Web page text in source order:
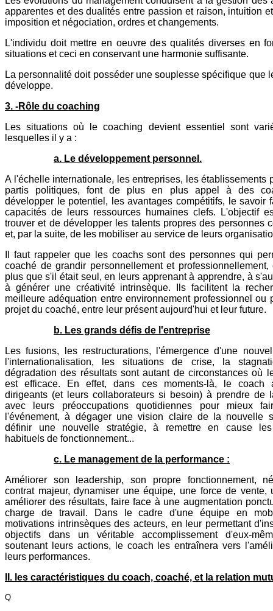
apparentes et des dualités entre passion et raison, intuition
imposition et négociation, ordres et changements.
L'individu doit mettre en oeuvre des qualités diverses en
situations et ceci en conservant une harmonie suffisante.
La personnalité doit posséder une souplesse spécifique que
développe.
3. -Rôle du coaching
Les situations où le coaching devient essentiel sont
lesquelles il y a :
a. Le développement personnel.
A l'échelle internationale, les entreprises, les établissements
partis politiques, font de plus en plus appel à des
développer le potentiel, les avantages compétitifs, le savoir
capacités de leurs ressources humaines clefs. L'objectif
trouver et de développer les talents propres des personnes
et, par la suite, de les mobiliser au service de leurs
Il faut rappeler que les coachs sont des personnes qui
coaché de grandir personnellement et
plus que s'il était seul, en leurs apprenant à apprendre, à
à générer une créativité intrinsèque. Ils facilitent la
meilleure adéquation entre environnement professionnel ou
projet du coaché, entre leur présent aujourd'hui et leur future.
b. Les grands défis de l'entreprise
Les fusions, les restructurations, l'émergence d'une
l'internationalisation, les situations de crise, la
dégradation des résultats sont autant de circonstances où
est efficace. En effet, dans ces moments-là, le coach
dirigeants (et leurs collaborateurs si besoin) à prendre de
avec leurs préoccupations quotidiennes pour mieux
l'événement, à dégager une vision claire de la nouvelle
définir une nouvelle stratégie, à remettre en cause les
habituels de fonctionnement...
c. Le management de la performance :
Améliorer son leadership, son propre fonctionnement,
contrat majeur, dynamiser une équipe, une force de vente,
améliorer des résultats, faire face à une augmentation
charge de travail. Dans le cadre d'une équipe en
motivations intrinsèques des acteurs, en leur permettant
objectifs dans un véritable accomplissement d'eux-
soutenant leurs actions, le coach les entraînera vers
leurs performances.
II. les caractéristiques du coach, coaché, et la relation
Q